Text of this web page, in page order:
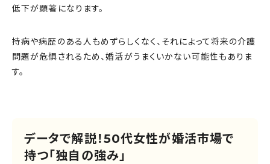
低下が顕著になります。
持病や病歴のある人もめずらしくなく、それによって将来の介護
問題が危惧されるため、婚活がうまくいかない可能性もありま
す。
データで解説！50代女性が婚活市場で
持つ「独自の強み」